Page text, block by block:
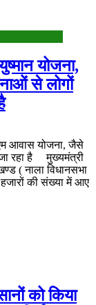
योजना,
से लोगों
आवास योजना, जैसे
रहा है मुख्यमंत्री
( नाला विधानसभा
हजारों की संख्या में आए
को किया